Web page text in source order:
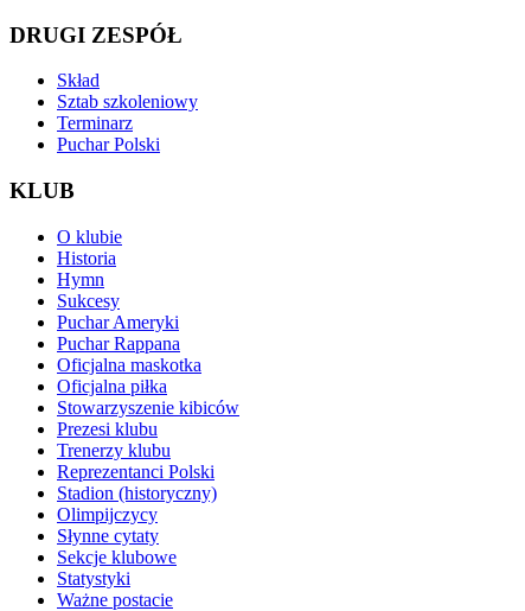
DRUGI ZESPÓŁ
Skład
Sztab szkoleniowy
Terminarz
Puchar Polski
KLUB
O klubie
Historia
Hymn
Sukcesy
Puchar Ameryki
Puchar Rappana
Oficjalna maskotka
Oficjalna piłka
Stowarzyszenie kibiców
Prezesi klubu
Trenerzy klubu
Reprezentanci Polski
Stadion (historyczny)
Olimpijczycy
Słynne cytaty
Sekcje klubowe
Statystyki
Ważne postacie